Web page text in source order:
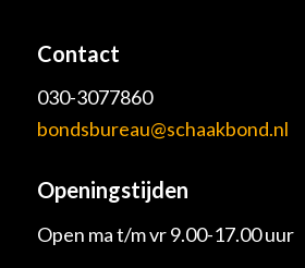
Contact
030-3077860
bondsbureau@schaakbond.nl
Openingstijden
Open ma t/m vr 9.00-17.00 uur